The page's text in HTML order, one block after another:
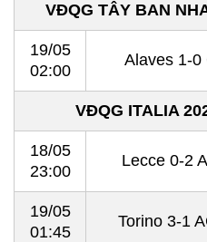
VĐQG TÂY BAN
19/05
02:00
Alaves 1-0
VĐQG ITALIA
18/05
23:00
Lecce 0-2
19/05
01:45
Torino 3-1